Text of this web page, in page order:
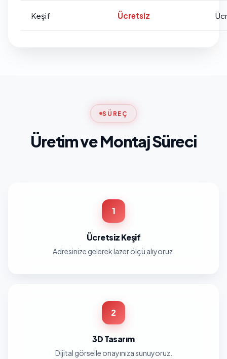
Keşif Ücretsiz
SÜREÇ
Üretim ve Montaj Süreci
1
Ücretsiz Keşif
Adresinize gelerek lazer ölçü alıyoruz.
2
3D Tasarım
Dijital görselle onayınıza sunuyoruz.